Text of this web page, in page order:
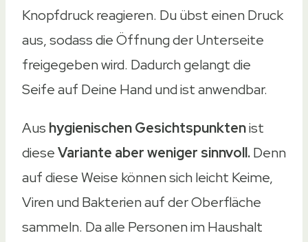
Top-Empfehlung
Beste Preis-Leistung
Modernes Design
Produkt
Everlasting Comfort Sensor Seifenspender
Seifenspender Wandbefestigung Dalugo
Dalugo neuester automatischer
Knopfdruck reagieren. Du übst einen Druck
aus, sodass die Öffnung der Unterseite
freigegeben wird. Dadurch gelangt die
Seife auf Deine Hand und ist anwendbar.
Aus hygienischen Gesichtspunktenist
dieseVariante aber weniger sinnvoll.Denn
auf diese Weise können sich leicht Keime,
Viren und Bakterien auf der Oberfläche
sammeln. Da alle Personen im Haushalt